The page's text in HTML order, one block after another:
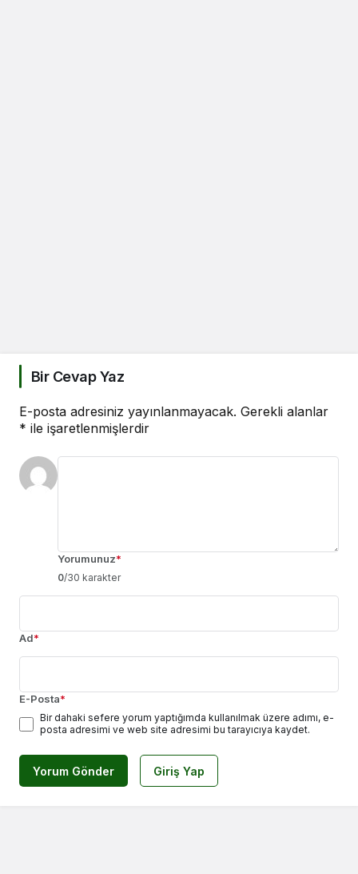
Bir Cevap Yaz
E-posta adresiniz yayınlanmayacak. Gerekli alanlar
* ile işaretlenmişlerdir
Yorumunuz*
0/30 karakter
Ad*
E-Posta*
Bir dahaki sefere yorum yaptığımda kullanılmak üzere adımı, e-
posta adresimi ve web site adresimi bu tarayıcıya kaydet.
Yorum Gönder Giriş Yap